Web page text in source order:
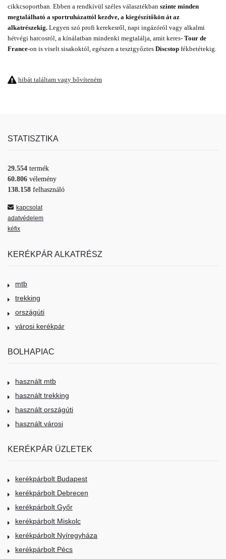
cikkcsoportban. Ebben a rendkívül széles választékban szinte minden
megtalálható a sportruházattól kezdve, a kiegészítőkön át az
alkatrészekig. Legyen szó profi kerekesről, napi ingázóról vagy alkalmi
hétvégi harcosról, a kínálatban mindenki megtalálja, amit keres- Tour de
France-on is viselt sisakoktól, egészen a tesztgyőztes Discstop fékbetétekig.
hibát találtam vagy bővíteném
STATISZTIKA
29.554 termék
60.806 vélemény
138.158 felhasználó
kapcsolat
adatvédelem
kéfix
KERÉKPÁR ALKATRÉSZ
mtb
trekking
országúti
városi kerékpár
BOLHAPIAC
használt mtb
használt trekking
használt országúti
használt városi
KERÉKPÁR ÜZLETEK
kerékpárbolt Budapest
kerékpárbolt Debrecen
kerékpárbolt Győr
kerékpárbolt Miskolc
kerékpárbolt Nyíregyháza
kerékpárbolt Pécs